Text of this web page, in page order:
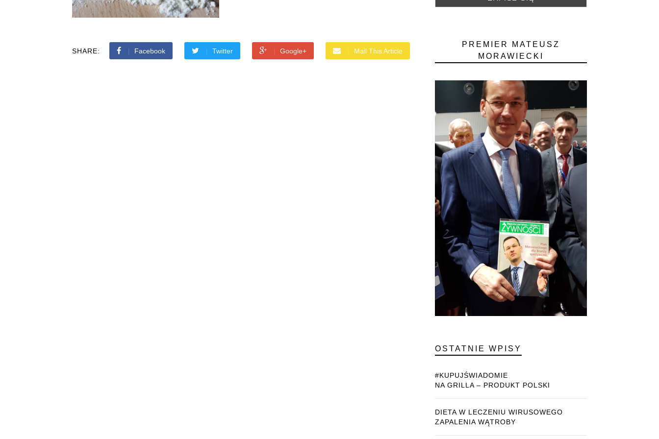
SHARE: Facebook Twitter Google+ Mail This Article
PREMIER MATEUSZ
MORAWIECKI
OSTATNIE WPISY
#KUPUJŚWIADOMIE
NA GRILLA – PRODUKT POLSKI
DIETA W LECZENIU WIRUSOWEGO
ZAPALENIA WĄTROBY